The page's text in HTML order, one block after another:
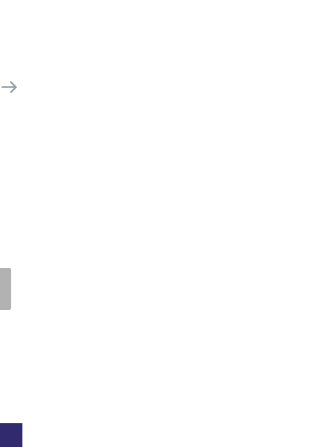
Mon fils qui est autiste est stimulé tous les